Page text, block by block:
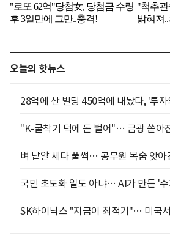
오늘의 핫뉴스
28억에 산 빌딩 450억에 내놨다, '투
"K-굴착기 덕에 돈 벌어"… 금광 쏟아
벼 낱알 세다 풀썩… 공무원 목숨 앗아
국민 초토화 일도 아냐… AI가 만든 '
SK하이닉스 "지금이 최적기"… 미국